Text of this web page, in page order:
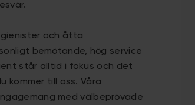
och åtta
bemötande, hög service
står alltid i fokus och det
kommer till oss. Våra
med välbeprövade